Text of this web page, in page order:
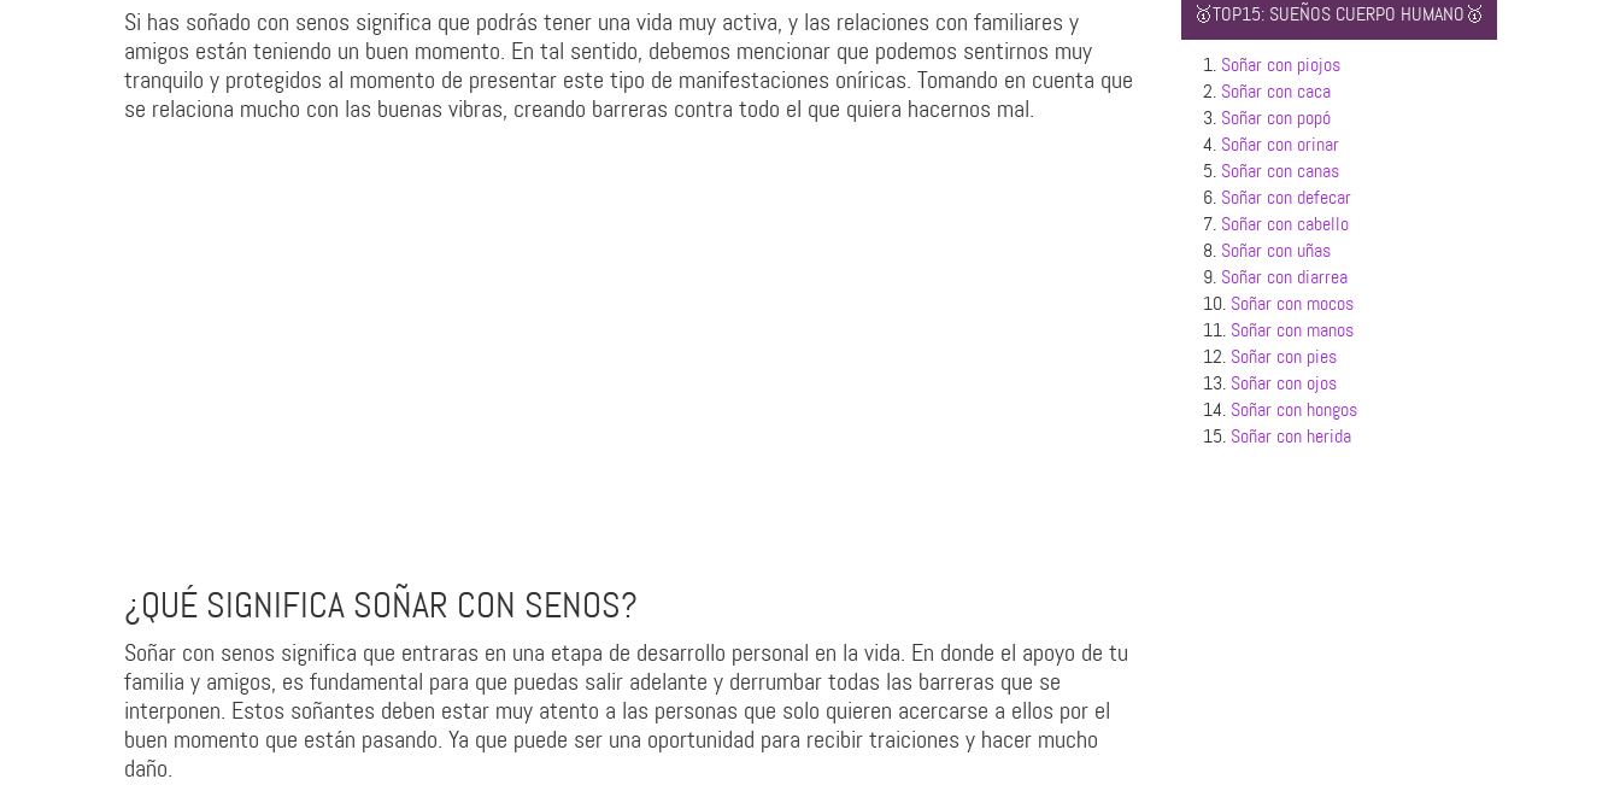
Si has soñado con senos significa que podrás tener una vida muy activa, y las relaciones con familiares y
amigos están teniendo un buen momento. En tal sentido, debemos mencionar que podemos sentirnos muy
tranquilo y protegidos al momento de presentar este tipo de manifestaciones oníricas. Tomando en cuenta que
se relaciona mucho con las buenas vibras, creando barreras contra todo el que quiera hacernos mal.
¿QUÉ SIGNIFICA SOÑAR CON SENOS?
Soñar con senos significa que entraras en una etapa de desarrollo personal en la vida. En donde el apoyo de tu
familia y amigos, es fundamental para que puedas salir adelante y derrumbar todas las barreras que se
interponen. Estos soñantes deben estar muy atento a las personas que solo quieren acercarse a ellos por el
buen momento que están pasando. Ya que puede ser una oportunidad para recibir traiciones y hacer mucho
daño.
🥇TOP15: SUEÑOS CUERPO HUMANO🥇
1. Soñar con piojos
2. Soñar con caca
3. Soñar con popó
4. Soñar con orinar
5. Soñar con canas
6. Soñar con defecar
7. Soñar con cabello
8. Soñar con uñas
9. Soñar con diarrea
10. Soñar con mocos
11. Soñar con manos
12. Soñar con pies
13. Soñar con ojos
14. Soñar con hongos
15. Soñar con herida